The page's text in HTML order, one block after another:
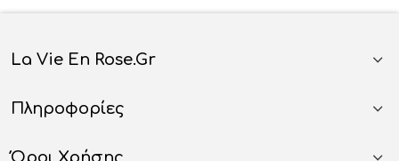
La Vie En Rose.gr
Πληροφορίες